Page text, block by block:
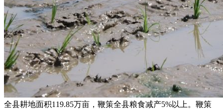
全县耕地面积119.85万亩，鞭策全县粮食减产5%以上。鞭策